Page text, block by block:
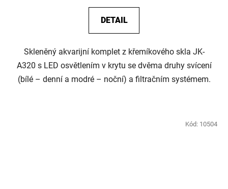
DETAIL
Skleněný akvarijní komplet z křemíkového skla JK-
A320 s LED osvětlením v krytu se dvěma druhy svícení
(bílé – denní a modré – noční) a filtračním systémem.
Kód: 10504